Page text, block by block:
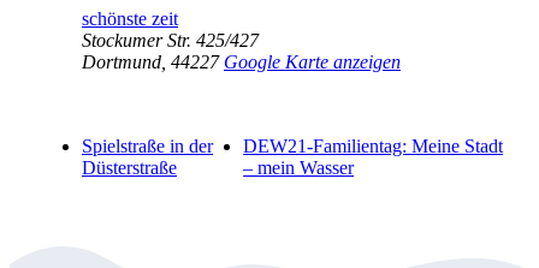
schönste zeit
Stockumer Str. 425/427
Dortmund 44227 Google Karte anzeigen
Spielstraße in der
Düsterstraße
DEW21-Familientag: Meine Stadt
– mein Wasser